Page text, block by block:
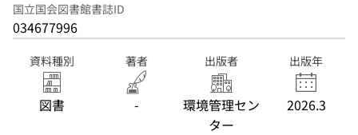
国立国会図書館書誌ID
034677996
資料種別
図書
著者
-
出版者
環境管理セン
ター
出版年
2026.3